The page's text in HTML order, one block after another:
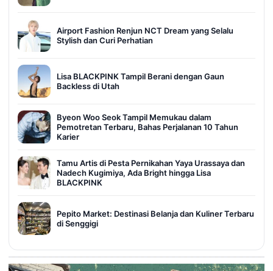
Airport Fashion Renjun NCT Dream yang Selalu
Stylish dan Curi Perhatian
Lisa BLACKPINK Tampil Berani dengan Gaun
Backless di Utah
Byeon Woo Seok Tampil Memukau dalam
Pemotretan Terbaru, Bahas Perjalanan 10 Tahun
Karier
Tamu Artis di Pesta Pernikahan Yaya Urassaya dan
Nadech Kugimiya, Ada Bright hingga Lisa
BLACKPINK
Pepito Market: Destinasi Belanja dan Kuliner Terbaru
di Senggigi